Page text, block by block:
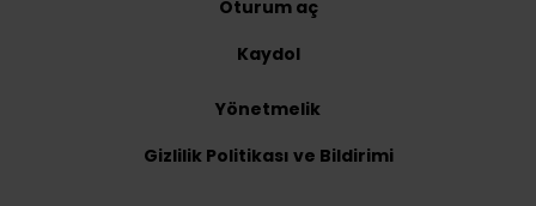
Oturum aç
Kaydol
Yönetmelik
Gizlilik Politikası ve Bildirimi